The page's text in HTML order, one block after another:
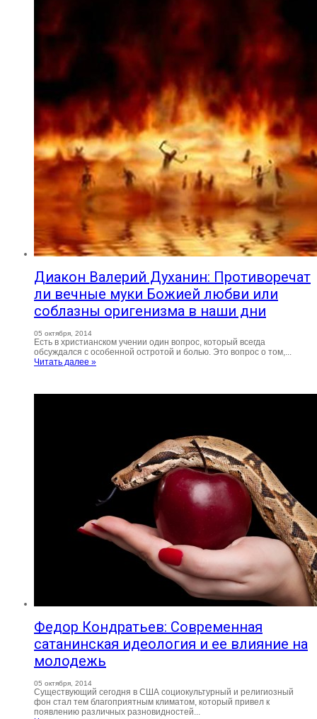
Диакон Валерий Духанин: Противоречат
ли вечные муки Божией любви или
соблазны оригенизма в наши дни
05 октября, 2014
Есть в христианском учении один вопрос, который всегда
обсуждался с особенной остротой и болью. Это вопрос о том,...
Читать далее »
Федор Кондратьев: Современная
сатанинская идеология и ее влияние на
молодежь
05 октября, 2014
Существующий сегодня в США социокультурный и религиозный
фон стал тем благоприятным климатом, который привел к
появлению различных разновидностей...